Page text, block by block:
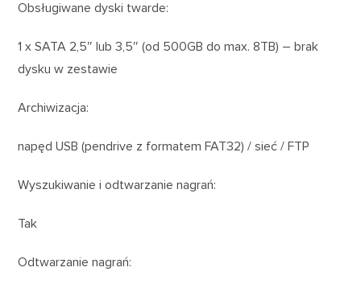
Obsługiwane dyski twarde:
1 x SATA 2,5″ lub 3,5″ (od 500GB do max. 8TB) – brak
dysku w zestawie
Archiwizacja:
napęd USB (pendrive z formatem FAT32) / sieć / FTP
Wyszukiwanie i odtwarzanie nagrań:
Tak
Odtwarzanie nagrań: